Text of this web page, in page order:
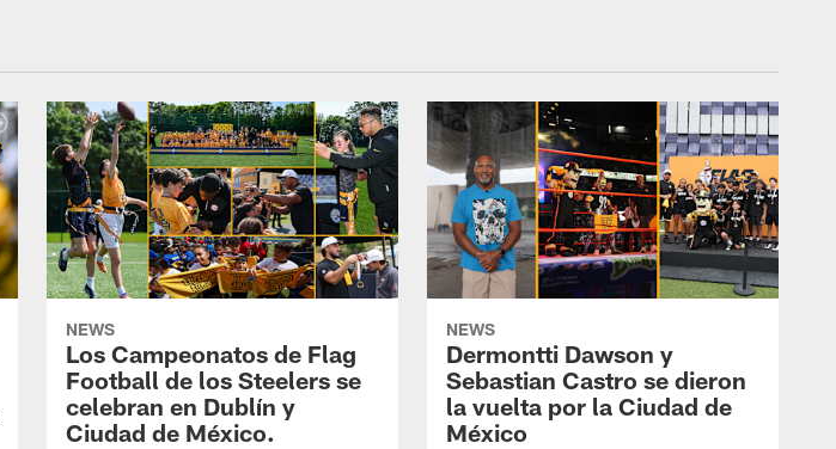
NEWS
Los Campeonatos de Flag
Football de los Steelers se
celebran en Dublín y
Ciudad de México.
NEWS
Dermontti Dawson y
Sebastian Castro se dieron
la vuelta por la Ciudad de
México